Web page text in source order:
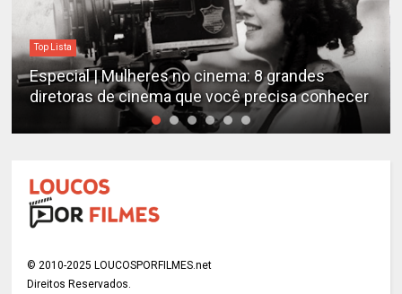
Top Lista
Especial | Mulheres no cinema: 8 grandes
diretoras de cinema que você precisa conhecer
© 2010-2025 LOUCOSPORFILMES.net
Direitos Reservados.